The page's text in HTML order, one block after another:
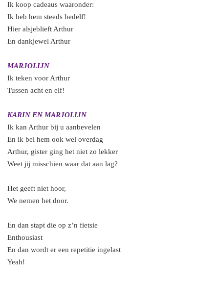
Ik koop cadeaus waaronder:
Ik heb hem steeds bedelf!
Hier alsjeblieft Arthur
En dankjewel Arthur
MARJOLIJN
Ik teken voor Arthur
Tussen acht en elf!
KARIN EN MARJOLIJN
Ik kan Arthur bij u aanbevelen
En ik bel hem ook wel overdag
Arthur, gister ging het niet zo lekker
Weet jij misschien waar dat aan lag?
Het geeft niet hoor,
We nemen het door.
En dan stapt die op z’n fietsie
Enthousiast
En dan wordt er een repetitie ingelast
Yeah!